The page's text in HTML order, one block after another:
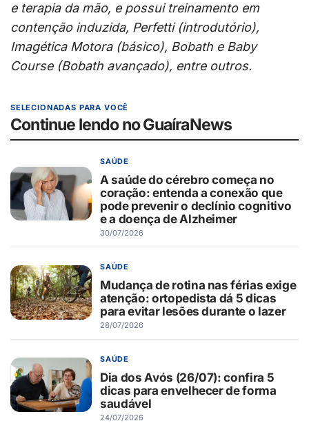
e terapia da mão, e possui treinamento em
contenção induzida, Perfetti (introdutório),
Imagética Motora (básico), Bobath e Baby
Course (Bobath avançado), entre outros.
SELECIONADAS PARA VOCÊ
Continue lendo no GuaíraNews
SAÚDE
A saúde do cérebro começa no
coração: entenda a conexão que
pode prevenir o declínio cognitivo
e a doença de Alzheimer
30/07/2026
SAÚDE
Mudança de rotina nas férias exige
atenção: ortopedista dá 5 dicas
para evitar lesões durante o lazer
28/07/2026
SAÚDE
Dia dos Avós (26/07): confira 5
dicas para envelhecer de forma
saudável
24/07/2026